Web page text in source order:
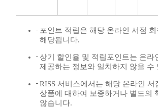
포인트 적립은 해당 온라인 서점
해당됩니다.
상기 할인율 및 적립포인트는 온라
제공하는 정보와 일치하지 않을 수
RISS 서비스에서는 해당 온라인 서
상품에 대하여 보증하거나 별도의
않습니다.